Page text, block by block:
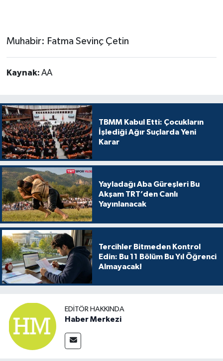
Muhabir: Fatma Sevinç Çetin
Kaynak: AA
TBMM Kabul Etti: Çocukların
İşlediği Ağır Suçlarda Yeni
Karar
Yayladağı Aba Güreşleri Bu
Akşam TRT’den Canlı
Yayınlanacak
Tercihler Bitmeden Kontrol
Edin: Bu 11 Bölüm Bu Yıl Öğrenci
Almayacak!
EDITÖR HAKKINDA
Haber Merkezi